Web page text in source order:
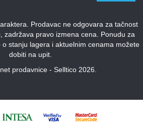
Prodavac ne odgovara za tačnost
zadržava pravo izmena cena. Ponudu za
stanju lagera i aktuelnim cenama možete
dobiti na upit.
prodavnice - Selltico 2026.